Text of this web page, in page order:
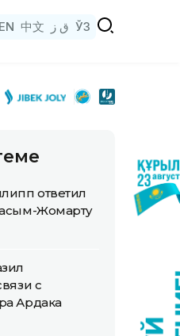
EN 中文 ق ز ЎЗ
ответил
Жомарту
с
Ардака